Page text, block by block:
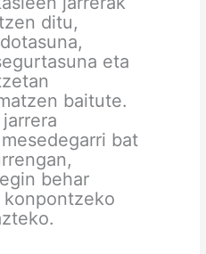
ditu,
eta
baitute.
bat
behar